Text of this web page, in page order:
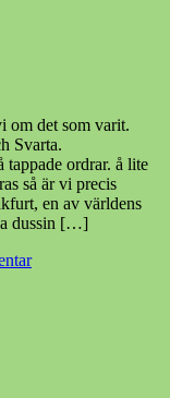
om det som varit.
Svarta.
ordrar. å lite
så är vi precis
en av världens
dussin […]